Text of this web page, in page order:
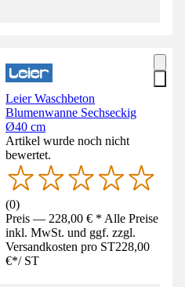
Leier Waschbeton
Blumenwanne Sechseckig
Ø40 cm
Artikel wurde noch nicht
bewertet.
(0)
Preis — 228,00 € * Alle Preise
inkl. MwSt. und ggf. zzgl.
Versandkosten pro ST228,00
€*/ ST